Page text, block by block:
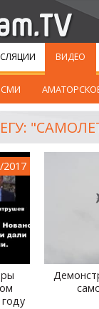
ВИДЕО
2017